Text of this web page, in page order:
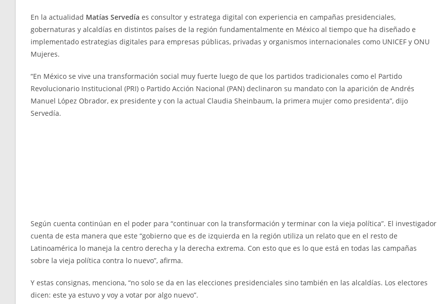
En la actualidad Matías Servedía es consultor y estratega digital con experiencia en campañas presidenciales,
gobernaturas y alcaldías en distintos países de la región fundamentalmente en México al tiempo que ha diseñado e
implementado estrategias digitales para empresas públicas, privadas y organismos internacionales como UNICEF y ONU
Mujeres.
“En México se vive una transformación social muy fuerte luego de que los partidos tradicionales como el Partido
Revolucionario Institucional (PRI) o Partido Acción Nacional (PAN) declinaron su mandato con la aparición de Andrés
Manuel López Obrador, ex presidente y con la actual Claudia Sheinbaum, la primera mujer como presidenta”, dijo
Servedía.
Según cuenta continúan en el poder para “continuar con la transformación y terminar con la vieja política”. El investigador
cuenta de esta manera que este “gobierno que es de izquierda en la región utiliza un relato que en el resto de
Latinoamérica lo maneja la centro derecha y la derecha extrema. Con esto que es lo que está en todas las campañas
sobre la vieja política contra lo nuevo”, afirma.
Y estas consignas, menciona, “no solo se da en las elecciones presidenciales sino también en las alcaldías. Los electores
dicen: este ya estuvo y voy a votar por algo nuevo”.